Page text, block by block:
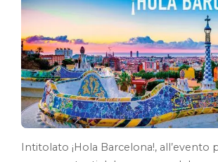
Intitolato ¡Hola Barcelona!, all’evento